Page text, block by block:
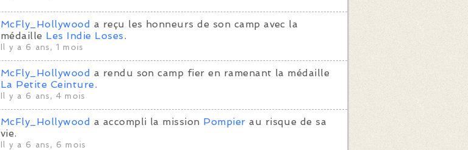
McFly_Hollywood a reçu les honneurs de son camp avec la
médaille Les Indie Loses.
Il y a 6 ans, 1 mois
McFly_Hollywood a rendu son camp fier en ramenant la médaille
La Petite Ceinture.
Il y a 6 ans, 4 mois
McFly_Hollywood a accompli la mission Pompier au risque de sa
vie.
Il y a 6 ans, 6 mois